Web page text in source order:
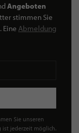
Angeboten
stimmen Sie
Eine Abmeldung
Sie unseren
ist jederzeit möglich.